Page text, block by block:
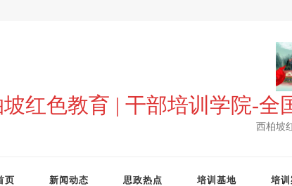
红色教育 | 干部培训学院-
西柏坡
页 新闻动态 思政热点 培训基地 培训